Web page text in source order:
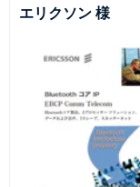
エリクソン 様